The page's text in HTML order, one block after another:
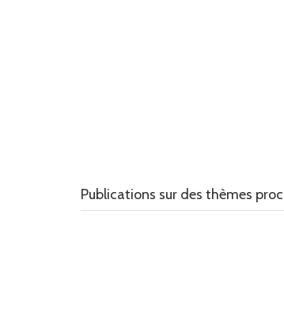
Publications sur des thèmes